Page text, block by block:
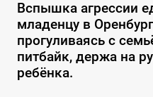
Вспышка агрессии
младенцу в
прогуливаясь с
питбайк, держа на
ребёнка.